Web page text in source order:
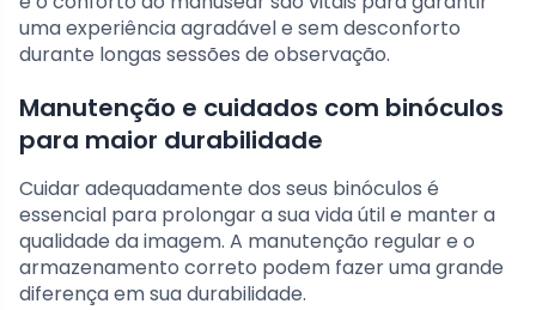
uma experiência agradável e sem desconforto
durante longas sessões de observação.
Manutenção e cuidados com binóculos
para maior durabilidade
Cuidar adequadamente dos seus binóculos é
essencial para prolongar a sua vida útil e manter a
qualidade da imagem. A manutenção regular e o
armazenamento correto podem fazer uma grande
diferença em sua durabilidade.